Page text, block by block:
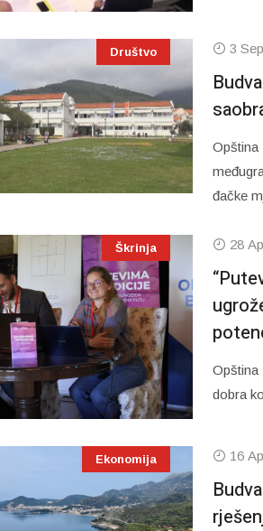
Društvo 3
Opština
đačke
Škrinja 28
Opština
dobra
Ekonomija 16